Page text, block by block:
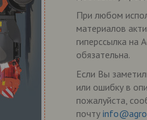
При любом
материалов
гиперссылка на
обязательна.
Если Вы
или ошибку в
пожалуйста,
почту